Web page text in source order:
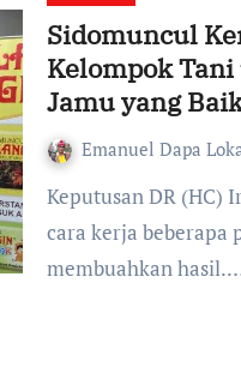
Sidomuncul
Kelompok
Jamu yang
Emanuel Dapa
Keputusan DR (HC) Irwan Hidayat untuk berhenti meniru
cara kerja beberapa
membuahkan